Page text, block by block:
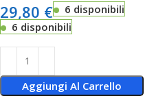
29,80 €
6 disponibili
6 disponibili
Aggiungi Al Carrello